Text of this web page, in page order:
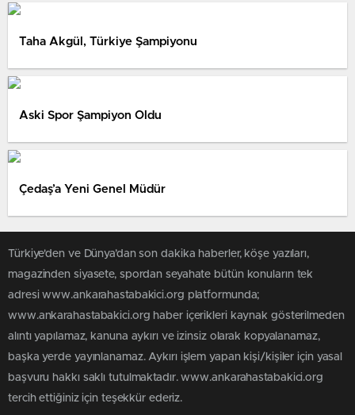
Taha Akgül, Türkiye Şampiyonu
Aski Spor Şampiyon Oldu
Çedaş’a Yeni Genel Müdür
Türkiye'den ve Dünya’dan son dakika haberler, köşe yazıları,
magazinden siyasete, spordan seyahate bütün konuların tek
adresi www.ankarahastabakici.org platformunda;
www.ankarahastabakici.org haber içerikleri kaynak gösterilmeden
alıntı yapılamaz, kanuna aykırı ve izinsiz olarak kopyalanamaz,
başka yerde yayınlanamaz. Aykırı işlem yapan kişi/kişiler için yasal
başvuru hakkı saklı tutulmaktadır. www.ankarahastabakici.org
tercih ettiğiniz için teşekkür ederiz.